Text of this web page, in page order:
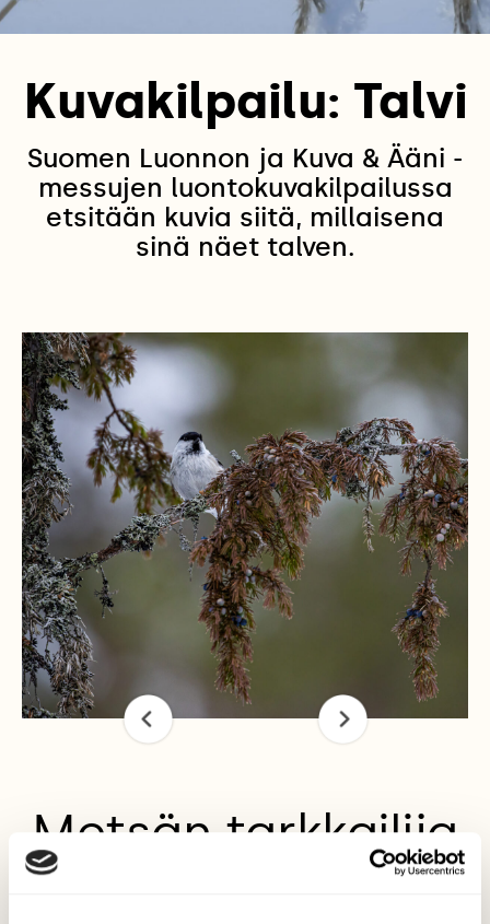
Kuvakilpailu: Talvi
Suomen Luonnon ja Kuva & Ääni -
messujen luontokuvakilpailussa
etsitään kuvia siitä, millaisena
sinä näet talven.
Metsän tarkkailija